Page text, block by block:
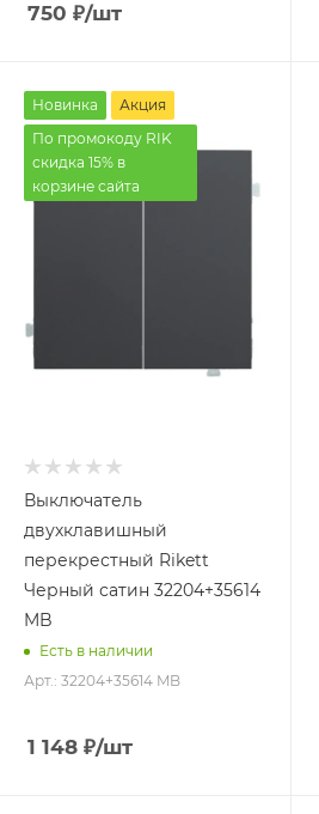
750 ₽/шт
Новинка
Акция
По промокоду RIK
скидка 15% в
корзине сайта
Выключатель
двухклавишный
перекрестный Rikett
Черный сатин 32204+35614
MB
Есть в наличии
Арт.: 32204+35614 MB
1 148₽/шт